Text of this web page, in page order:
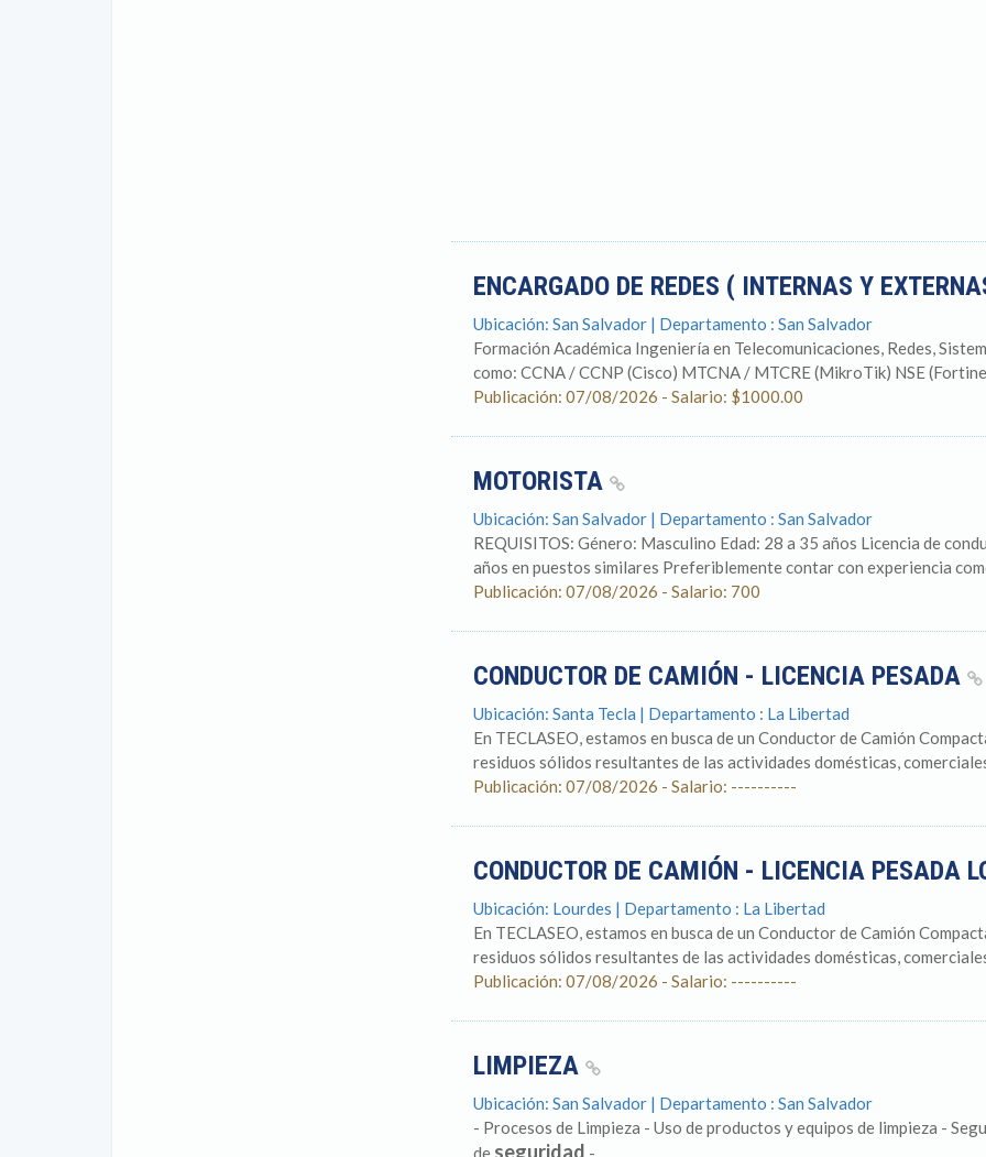
ENCARGADO DE REDES ( INTERNAS Y
Ubicación: San Salvador | Departamento : San Salvador
Formación Académica Ingeniería en Telecomunicaciones, Redes,
como: CCNA / CCNP (Cisco) MTCNA / MTCRE (MikroTik) NSE
Publicación: 07/08/2026 - Salario: $1000.00
MOTORISTA
Ubicación: San Salvador | Departamento : San Salvador
REQUISITOS: Género: Masculino Edad: 28 a 35 años Licencia de
años en puestos similares Preferiblemente contar con experiencia
Publicación: 07/08/2026 - Salario: 700
CONDUCTOR DE CAMIÓN - LICENCIA PESADA
Ubicación: Santa Tecla | Departamento : La Libertad
En TECLASEO, estamos en busca de un Conductor de Camión
residuos sólidos resultantes de las actividades domésticas,
Publicación: 07/08/2026 - Salario: ----------
CONDUCTOR DE CAMIÓN - LICENCIA PESADA
Ubicación: Lourdes | Departamento : La Libertad
En TECLASEO, estamos en busca de un Conductor de Camión
residuos sólidos resultantes de las actividades domésticas,
Publicación: 07/08/2026 - Salario: ----------
LIMPIEZA
Ubicación: San Salvador | Departamento : San Salvador
- Procesos de Limpieza - Uso de productos y equipos de limpieza -
de seguridad -...